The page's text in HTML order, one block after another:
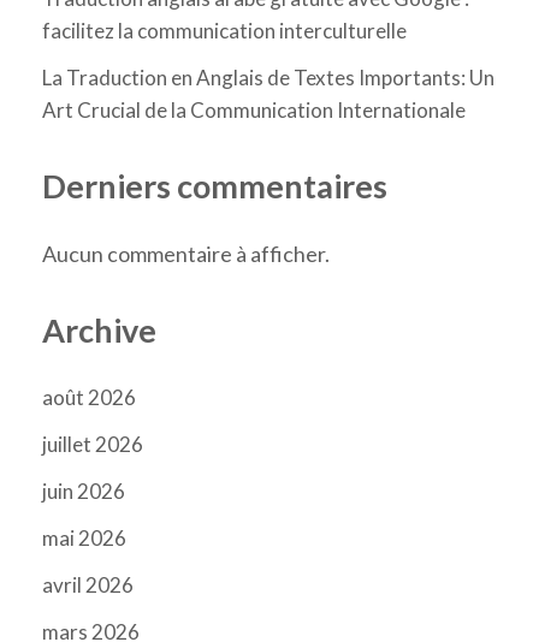
facilitez la communication interculturelle
La Traduction en Anglais de Textes Importants: Un
Art Crucial de la Communication Internationale
Derniers commentaires
Aucun commentaire à afficher.
Archive
août 2026
juillet 2026
juin 2026
mai 2026
avril 2026
mars 2026